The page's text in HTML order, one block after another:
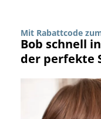
Mit Rabattcode
Bob schnell
der perfekte